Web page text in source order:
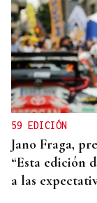
59 EDICIÓN
Jano Fraga,
“Esta edición
a las